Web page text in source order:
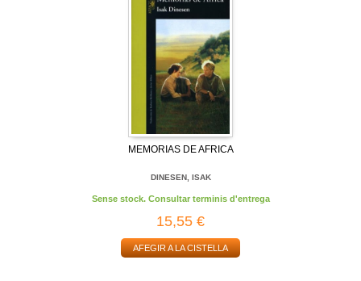
MEMORIAS DE AFRICA
DINESEN, ISAK
Sense stock. Consultar terminis d'entrega
15,55 €
AFEGIR A LA CISTELLA